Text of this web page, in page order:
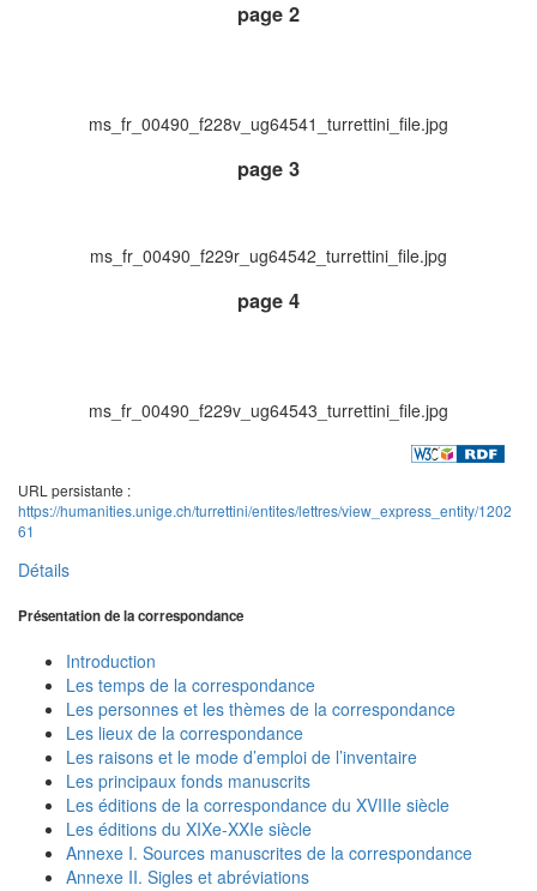
page 2
ms_fr_00490_f228v_ug64541_turrettini_file.jpg
page 3
ms_fr_00490_f229r_ug64542_turrettini_file.jpg
page 4
ms_fr_00490_f229v_ug64543_turrettini_file.jpg
URL persistante :
https://humanities.unige.ch/turrettini/entites/lettres/view_express_entity/1202
61
Détails
Présentation de la correspondance
Introduction
Les temps de la correspondance
Les personnes et les thèmes de la correspondance
Les lieux de la correspondance
Les raisons et le mode d’emploi de l’inventaire
Les principaux fonds manuscrits
Les éditions de la correspondance du XVIIIe siècle
Les éditions du XIXe-XXIe siècle
Annexe I. Sources manuscrites de la correspondance
Annexe II. Sigles et abréviations